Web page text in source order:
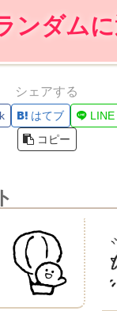
ンダム
シェアする
はてブ LINE
コピー